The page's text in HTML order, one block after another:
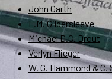
John Garth
L.M. Gildersleeve
Michael D.C. Drout
Verlyn Flieger
W. G. Hammond & C.